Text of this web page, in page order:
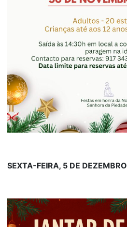
SEXTA-FEIRA, 5 DE DEZEMBRO